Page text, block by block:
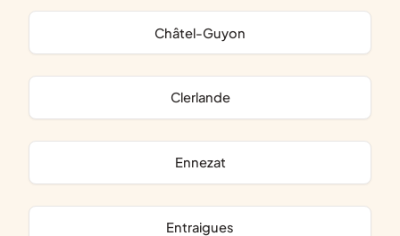
Châtel-Guyon
Clerlande
Ennezat
Entraigues